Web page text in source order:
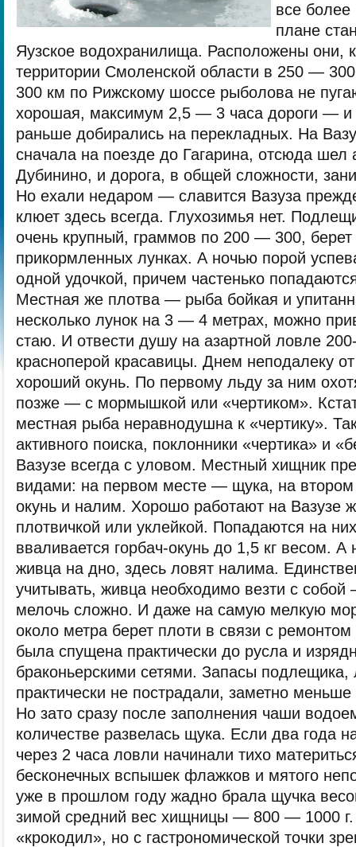
все
плане
Яузское водохранилища. Расположены они,
территории Смоленской области в 250 —
300 км по Рижскому шоссе рыболова не
хорошая, максимум 2,5 — 3 часа дороги —
раньше добирались на перекладных. На
сначала на поезде до Гагарина, отсюда шел
Дубинино, и дорога, в общей сложности,
Но ехали недаром — славится Вазуза
клюет здесь всегда. Глухозимья нет.
очень крупный, граммов по 200 — 300, берет
прикормленных лунках. А ночью порой
одной удочкой, причем частенько
Местная же плотва — рыба бойкая и
несколько лунок на 3 — 4 метрах, можно
стаю. И отвести душу на азартной ловле
красноперой красавицы. Днем неподалеку
хороший окунь. По первому льду за ним
позже — с мормышкой или «чертиком».
местная рыба неравнодушна к «чертику».
активного поиска, поклонники «чертика» и
Вазузе всегда с уловом. Местный хищник
видами: на первом месте — щука, на
окунь и налим. Хорошо работают на Вазузе
плотвичкой или уклейкой. Попадаются на
вваливается горбач-окунь до 1,5 кг весом. А
живца на дно, здесь ловят налима.
учитывать, живца необходимо везти с
мелочь сложно. И даже на самую мелкую
около метра берет плоти в связи с
была спущена практически до русла и
браконьерскими сетями. Запасы
практически не пострадали, заметно
Но зато сразу после заполнения чаши
количестве развелась щука. Если два года
через 2 часа ловли начинали тихо
бесконечных вспышек флажков и мятого
уже в прошлом году жадно брала щучка
зимой средний вес хищницы — 800 — 1000 г.
«крокодил», но с гастрономической точки